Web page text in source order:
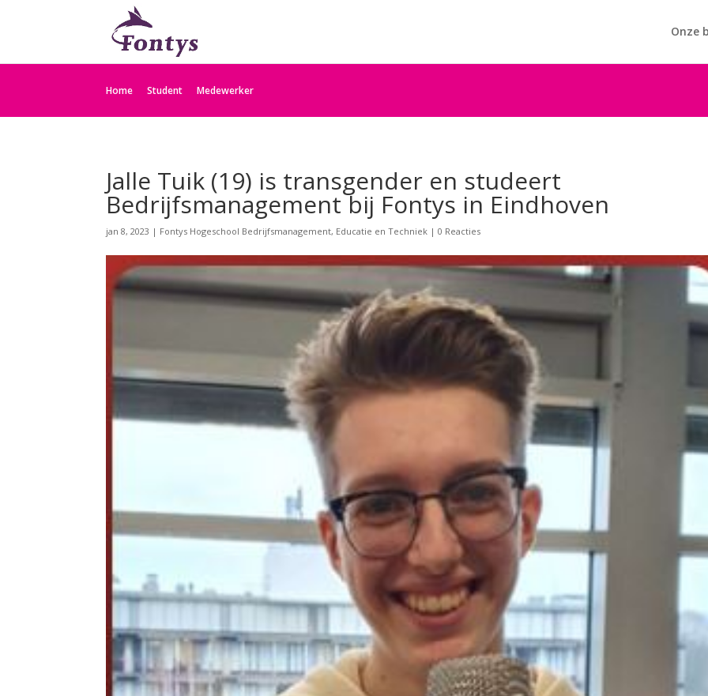
Home Student Medewerker
Onze
Jalle Tuik (19) is transgender en studeert
Bedrijfsmanagement bij Fontys in Eindhoven
jan 8, 2023 | Fontys Hogeschool Bedrijfsmanagement, Educatie en Techniek |0 Reacties